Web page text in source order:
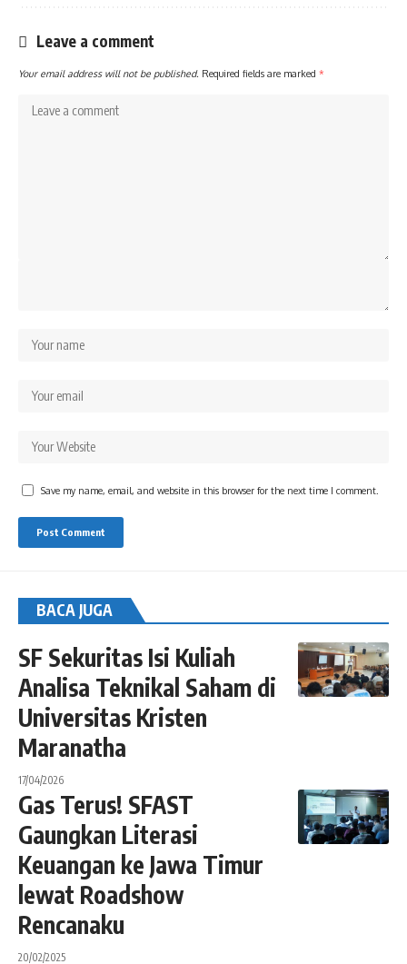
Leave a comment
Your email address will not be published. Required fields are marked *
Save my name, email, and website in this browser for the next time I comment.
BACA JUGA
SF Sekuritas Isi Kuliah
Analisa Teknikal Saham di
Universitas Kristen
Maranatha
17/04/2026
Gas Terus! SFAST
Gaungkan Literasi
Keuangan ke Jawa Timur
lewat Roadshow
Rencanaku
20/02/2025